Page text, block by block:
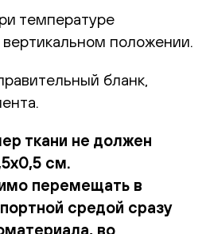
температуре
положении.
бланк,
ткани не должен
см.
перемещать в
средой сразу
во